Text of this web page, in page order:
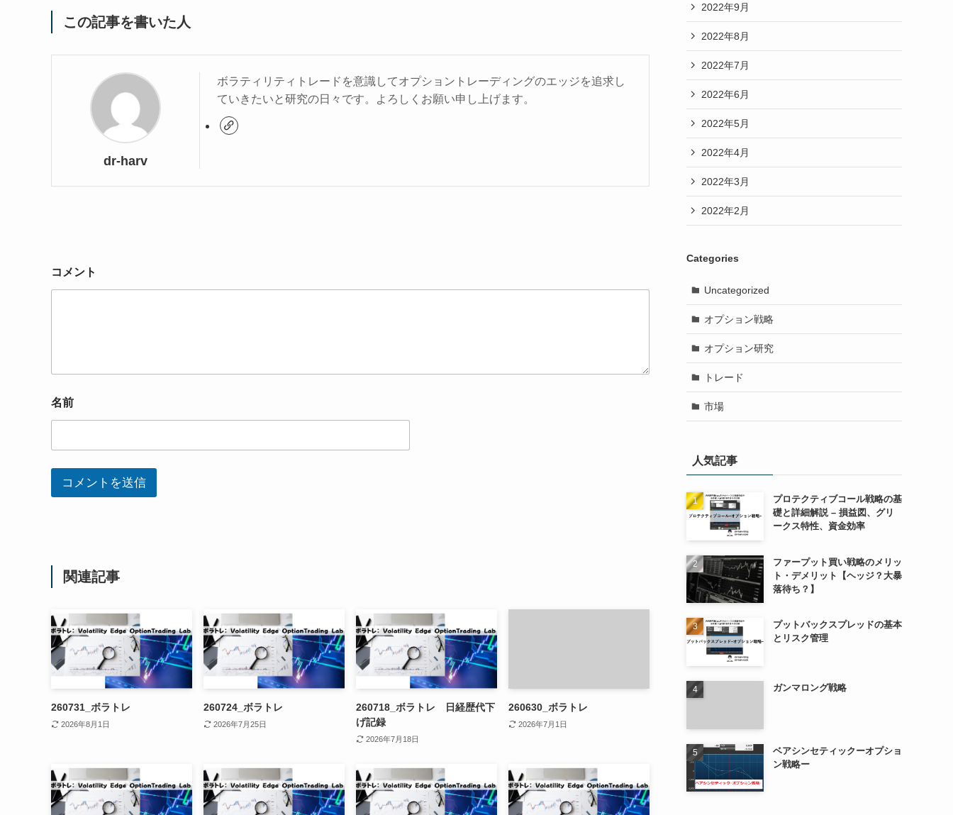
この記事を書いた人
dr-harv
ボラティリティトレードを意識してオプショントレーディングのエッジを追求し
ていきたいと研究の日々です。よろしくお願い申し上げます。
コメント
名前
コメントを送信
関連記事
260731_ボラトレ
2026年8月1日
260724_ボラトレ
2026年7月25日
260718_ボラトレ 日経歴代下
げ記録
2026年7月18日
260630_ボラトレ
2026年7月1日
2022年9月
2022年8月
2022年7月
2022年6月
2022年5月
2022年4月
2022年3月
2022年2月
Categories
Uncategorized
オプション戦略
オプション研究
トレード
市場
人気記事
プロテクティブコール戦略の基
礎と詳細解説 – 損益図、グリ
ークス特性、資金効率
ファープット買い戦略のメリッ
ト・デメリット【ヘッジ？大暴
落待ち？】
プットバックスプレッドの基本
とリスク管理
ガンマロング戦略
ベアシンセティックーオプショ
ン戦略ー